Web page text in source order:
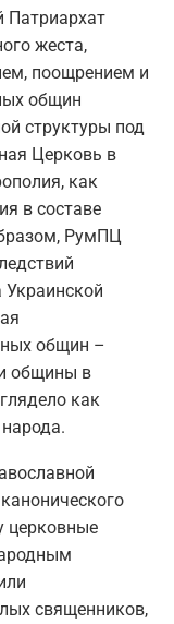
Патриархат
жеста,
поощрением и
общин
структуры под
Церковь в
как
в составе
РумПЦ
Украинской
общин –
общины в
как
церковные
священников,